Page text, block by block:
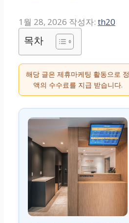
1월 28, 2026 작성자: th20
목차
해당 글은 제휴마케팅 활동으로 정
액의 수수료를 지급 받습니다.